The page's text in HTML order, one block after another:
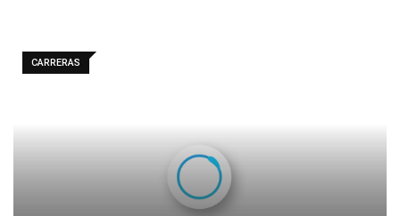
CARRERAS